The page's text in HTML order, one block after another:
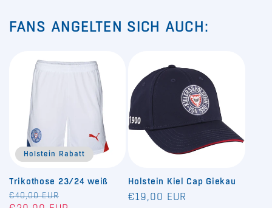
FANS ANGELTEN SICH AUCH:
Holstein Rabatt
Trikothose 23/24 weiß
Normaler
€40,00 EUR
Verkaufspreis
Holstein Kiel Cap Giekau
Normaler
€19,00 EUR